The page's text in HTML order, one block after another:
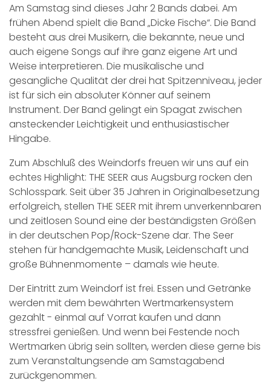
Am Samstag sind dieses Jahr 2 Bands dabei. Am
frühen Abend spielt die Band „Dicke Fische“. Die Band
besteht aus drei Musikern, die bekannte, neue und
auch eigene Songs auf ihre ganz eigene Art und
Weise interpretieren. Die musikalische und
gesangliche Qualität der drei hat Spitzenniveau, jeder
ist für sich ein absoluter Könner auf seinem
Instrument. Der Band gelingt ein Spagat zwischen
ansteckender Leichtigkeit und enthusiastischer
Hingabe.
Zum Abschluß des Weindorfs freuen wir uns auf ein
echtes Highlight: THE SEER aus Augsburg rocken den
Schlosspark. Seit über 35 Jahren in Originalbesetzung
erfolgreich, stellen THE SEER mit ihrem unverkennbaren
und zeitlosen Sound eine der beständigsten Größen
in der deutschen Pop/Rock-Szene dar. The Seer
stehen für handgemachte Musik, Leidenschaft und
große Bühnenmomente – damals wie heute.
Der Eintritt zum Weindorf ist frei. Essen und Getränke
werden mit dem bewährten Wertmarkensystem
gezahlt - einmal auf Vorrat kaufen und dann
stressfrei genießen. Und wenn bei Festende noch
Wertmarken übrig sein sollten, werden diese gerne bis
zum Veranstaltungsende am Samstagabend
zurückgenommen.